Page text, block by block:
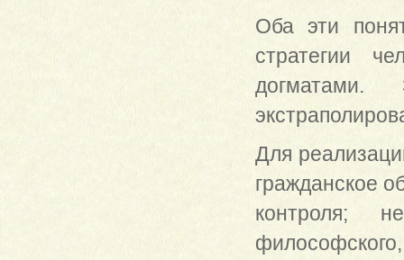
Оба эти
стратегии
Для
гражданское
контроля;